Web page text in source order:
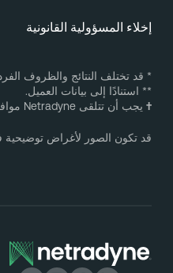
المسؤولية القانونية
قد تختلف النتائج والظروف الفردية.
استنادًا إلى بيانات العميل.
يجب أن تتلقى Netradyne موافقة كتابية لمشاركة بيانات العميل.
تكون الصور لأغراض توضيحية فقط وقد